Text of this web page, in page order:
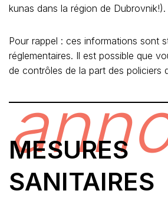
kunas dans la région de Dubrovnik!).
Pour rappel : ces informations sont
réglementaires. Il est possible que
de contrôles de la part des policiers
MESURES
SANITAIRES